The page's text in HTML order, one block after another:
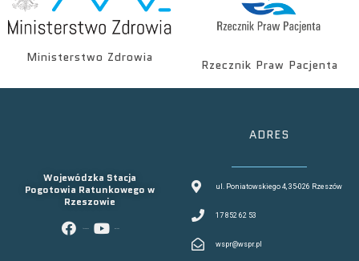
Ministerstwo Zdrowia
Rzecznik Praw Pacjenta
Wojewódzka Stacja
Pogotowia Ratunkowego w
Rzeszowie
ADRES
ul. Poniatowskiego 4, 35-026 Rzeszów
17 852 62 53
wspr@wspr.pl